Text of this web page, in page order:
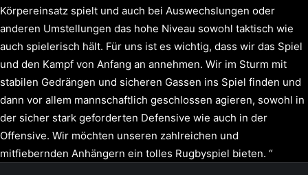
Körpereinsatz spielt und auch bei Auswechslungen oder
anderen Umstellungen das hohe Niveau sowohl taktisch wie
auch spielerisch hält. Für uns ist es wichtig, dass wir das Spiel
und den Kampf von Anfang an annehmen. Wir im Sturm mit
stabilen Gedrängen und sicheren Gassen ins Spiel finden und
dann vor allem mannschaftlich geschlossen agieren, sowohl in
der sicher stark geforderten Defensive wie auch in der
Offensive. Wir möchten unseren zahlreichen und
mitfiebernden Anhängern ein tolles Rugbyspiel bieten. “